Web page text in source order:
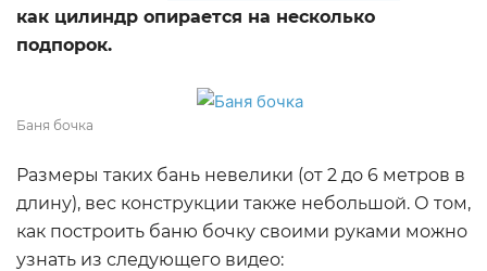
как цилиндр опирается на несколько
подпорок.
Баня бочка
Размеры таких бань невелики (от 2 до 6 метров в
длину), вес конструкции также небольшой. О том,
как построить баню бочку своими руками можно
узнать из следующего видео: